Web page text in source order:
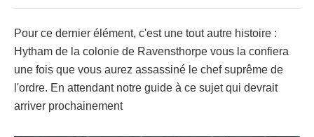
Pour ce dernier élément, c'est une tout autre histoire :
Hytham de la colonie de Ravensthorpe vous la confiera
une fois que vous aurez assassiné le chef suprême de
l'ordre. En attendant notre guide à ce sujet qui devrait
arriver prochainement